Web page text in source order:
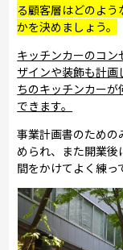
る顧客層はどのよ
かを決めましょう。
キッチンカーのコ
ザインや装飾も計
ちのキッチンカー
できます。
事業計画書のための
められ、また開業
間をかけてよく練っ